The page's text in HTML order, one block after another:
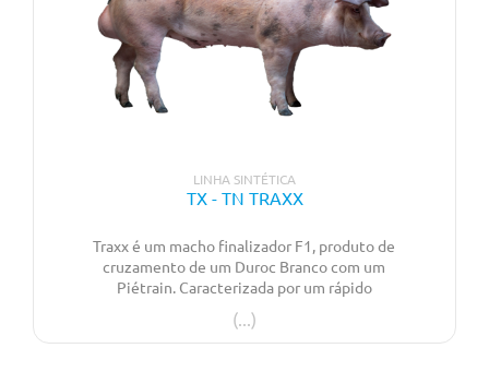
LINHA SINTÉTICA
TX - TN TRAXX
Traxx é um macho finalizador F1, produto de
cruzamento de um Duroc Branco com um
Piétrain. Caracterizada por um rápido
crescimento até pesos elevados, combinando
esta característica com elevada conformação
de carcaça e elevada % de carne magra.